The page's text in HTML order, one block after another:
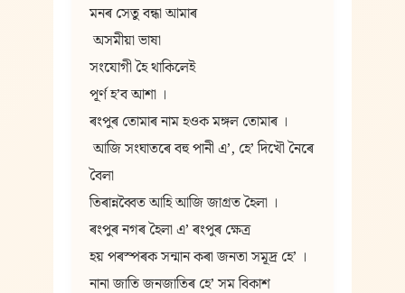
মনৰ সেতু বন্ধা আমাৰ
অসমীয়া ভাষা
সংযোগী হৈ থাকিলেই
পূর্ণ হ’ব আশা ।
ৰংপুৰ তোমাৰ নাম হওক মঙ্গল তোমাৰ ।
আজি সংঘাতৰে বহু পানী এ’, হে’ দিখৌ নৈৰে
বৈলা
তিৰান্নব্বৈত আহি আজি জাগ্রত হৈলা ।
ৰংপুৰ নগৰ হৈলা এ’ ৰংপুৰ ক্ষেত্র
হয় পৰস্পৰক সন্মান কৰা জনতা সমূদ্র হে’ ।
নানা জাতি জনজাতিৰ হে’ সম বিকাশ